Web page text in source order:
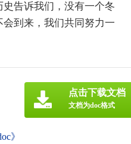
告诉我们，没有一个冬
到来，我们共同努力一
》
点击下载文档
文档为doc格式